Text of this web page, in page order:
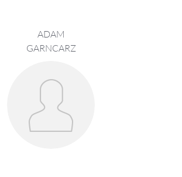
ADAM
GARNCARZ